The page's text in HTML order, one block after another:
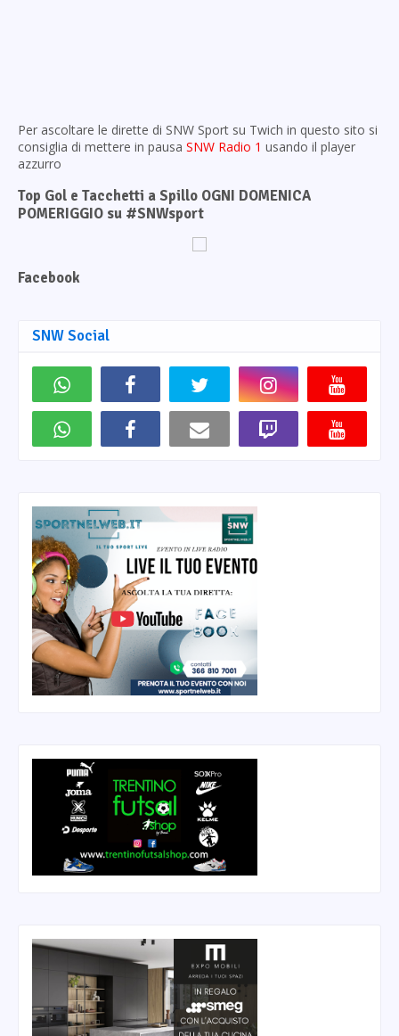
Per ascoltare le dirette di SNW Sport su Twich in questo sito si
consiglia di mettere in pausa SNW Radio 1 usando il player
azzurro
Top Gol e Tacchetti a Spillo OGNI DOMENICA
POMERIGGIO su #SNWsport
Facebook
SNW Social